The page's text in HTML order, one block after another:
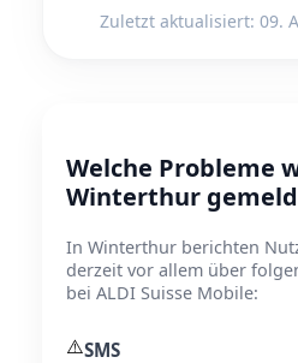
Zuletzt aktualisiert: 09.
Welche Probleme
Winterthur
In Winterthur berichten
derzeit vor allem über
bei ALDI Suisse Mobile:
⚠️SMS